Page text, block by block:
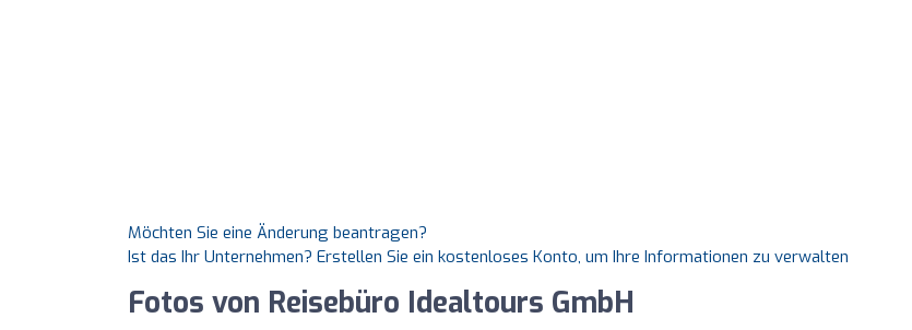
Möchten Sie eine Änderung beantragen?
Ist das Ihr Unternehmen? Erstellen Sie ein kostenloses Konto, um Ihre Informationen zu verwalten
Fotos von Reisebüro Idealtours GmbH